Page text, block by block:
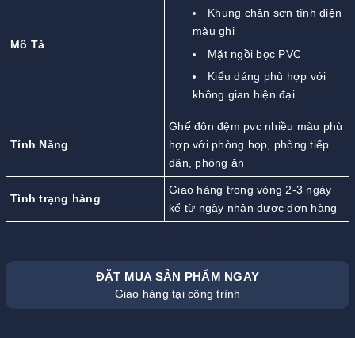
Mô Tả
Khung chân sơn tĩnh điện
màu ghi
Mặt ngồi bọc PVC
Kiểu dáng phù hợp với
không gian hiện đại
Tính Năng
Ghế đôn đệm pvc nhiều màu phù
hợp với phòng họp, phòng tiếp
dân, phòng ăn
Tình trạng hàng
Giao hàng trong vòng 2-3 ngày
kể từ ngày nhận được đơn hàng
ĐẶT MUA SẢN PHẨM NGAY
Giao hàng tại công trình